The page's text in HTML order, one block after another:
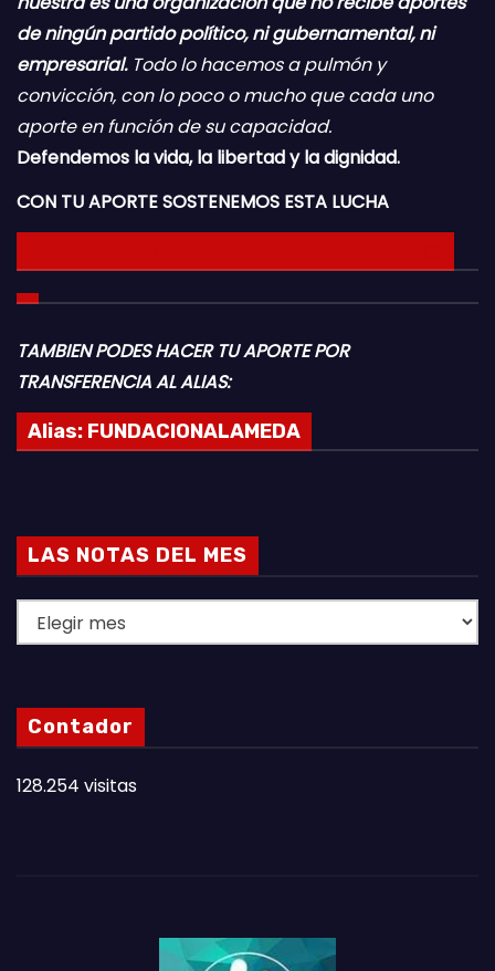
de ningún partido político, ni gubernamental, ni
empresarial.Todo lo hacemos a pulmón y
convicción, con lo poco o mucho que cada uno
aporte en función de su capacidad.
Defendemos la vida, la libertad y la dignidad.
CON TU APORTE SOSTENEMOS ESTA LUCHA
TAMBIEN PODES HACER TU APORTE POR
TRANSFERENCIA AL ALIAS:
Alias: FUNDACIONALAMEDA
LAS NOTAS DEL MES
A
N
O
A
Contador
128.254 visitas